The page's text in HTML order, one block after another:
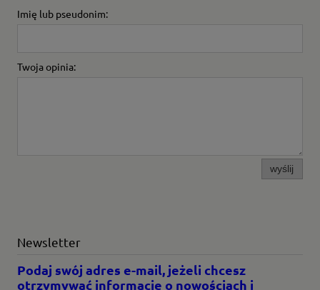
Imię lub pseudonim:
Twoja opinia:
wyślij
Newsletter
Podaj swój adres e-mail, jeżeli chcesz
otrzymywać informacje o nowościach i